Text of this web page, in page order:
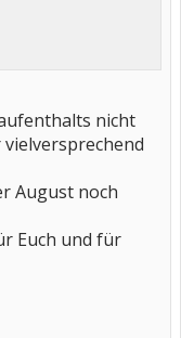
nicht
August noch
Euch und für